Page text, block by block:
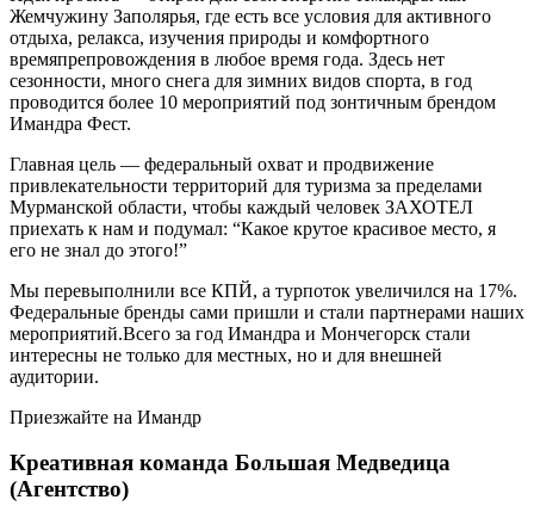
Жемчужину Заполярья, где есть все условия для активного
отдыха, релакса, изучения природы и комфортного
времяпрепровождения в любое время года. Здесь нет
сезонности, много снега для зимних видов спорта, в год
проводится более 10 мероприятий под зонтичным брендом
Имандра Фест.
Главная цель — федеральный охват и продвижение
привлекательности территорий для туризма за пределами
Мурманской области, чтобы каждый человек ЗАХОТЕЛ
приехать к нам и подумал: “Какое крутое красивое место, я
его не знал до этого!”
Мы перевыполнили все КПЙ, а турпоток увеличился на 17%.
Федеральные бренды сами пришли и стали партнерами наших
мероприятий.Всего за год Имандра и Мончегорск стали
интересны не только для местных, но и для внешней
аудитории.
Приезжайте на Имандр
Креативная команда Большая Медведица
(Агентство)